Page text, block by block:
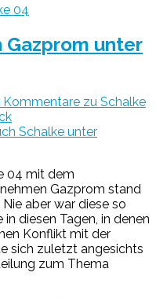
04
unter
Kommentare zu Schalke
04 mit dem
Gazprom stand
aber war diese so
diesen Tagen, in denen
Konflikt mit der
sich zuletzt angesichts
zum Thema